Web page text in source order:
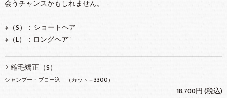
会うチャンスかもしれません。
※（S）：ショートヘア
※（L）：ロングヘア"
縮毛矯正（S）
シャンプー・ブロー込 （カット＋3300）
18,700円 (税込)